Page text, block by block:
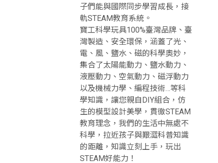
子們能與國際同步學習成長，接
軌STEAM教育系統。
寶工科學玩具100%臺灣品牌、臺
灣製造、安全環保，涵蓋了光、
電、風、鹽水、磁的科學奧妙，
集合了太陽能動力、鹽水動力、
液壓動力、空氣動力、磁浮動力
以及機械力學、編程技術…等科
學知識，讓您親自DIY組合，仿
生的模型設計美學，貫徹STEAM
教育理念，我們的生活中無處不
科學，拉近孩子與艱澀科普知識
的距離，知識立刻上手，玩出
STEAM好能力！